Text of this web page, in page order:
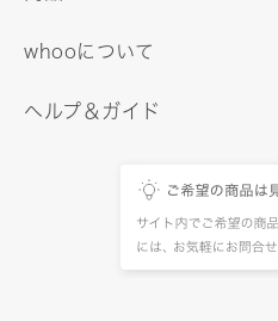
whooについて
ヘルプ＆ガイド